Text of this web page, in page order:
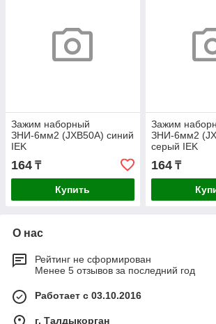
Зажим наборный
ЗНИ-6мм2 (JXB50А) синий
IEK
164 ₸
Купить
Зажим
ЗНИ-6мм2
серый IEK
164₸
О нас
Рейтинг не сформирован
Менее 5 отзывов за последний год
Работает с 03.10.2016
г. Талдыкорган